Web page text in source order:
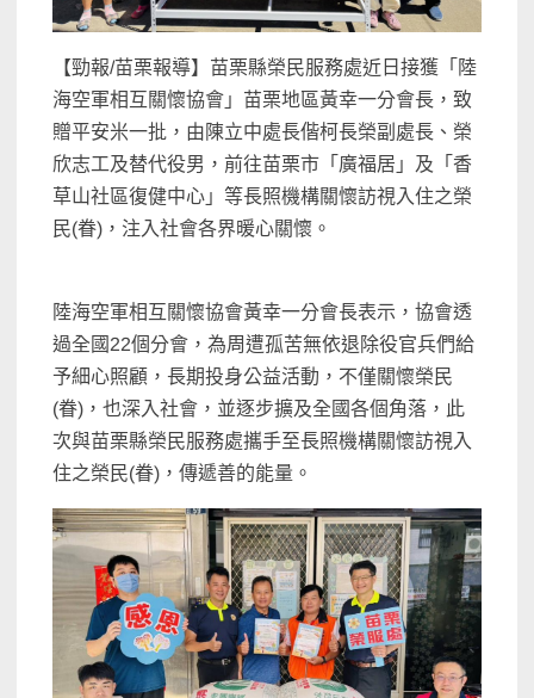
【勁報/苗栗報導】苗栗縣榮民服務處近日接獲「陸
海空軍相互關懷協會」苗栗地區黃幸一分會長，致
贈平安米一批，由陳立中處長偕柯長榮副處長、榮
欣志工及替代役男，前往苗栗市「廣福居」及「香
草山社區復健中心」等長照機構關懷訪視入住之榮
民(眷)，注入社會各界暖心關懷。
陸海空軍相互關懷協會黃幸一分會長表示，協會透
過全國22個分會，為周遭孤苦無依退除役官兵們給
予細心照顧，長期投身公益活動，不僅關懷榮民
(眷)，也深入社會，並逐步擴及全國各個角落，此
次與苗栗縣榮民服務處攜手至長照機構關懷訪視入
住之榮民(眷)，傳遞善的能量。